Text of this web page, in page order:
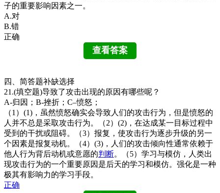
子的重要影响因素之一。
A.对
B.错
正确
四、简答题补缺选择
21.(填空题)导致了攻击出现的原因有哪些呢？
A-归因；B-挫折；C–愤怒；
（1）(1)，虽然愤怒确实会导致人们的攻击行为，但是愤怒的
人并不总是采取攻击行为。（2）(2)，在达成某一目标过程中
受到的干扰或阻碍。（3）报复，使攻击行为逐步升级的另一
个因素是报复动机。（4）(3)，人们的攻击倾向性通常依赖于
他人行为背后动机或意愿的判断。（5）学习与模仿，人类出
现攻击行为的一个重要原因是后天的学习和模仿。强化是一种
极其有影响力的学习手段。
正确